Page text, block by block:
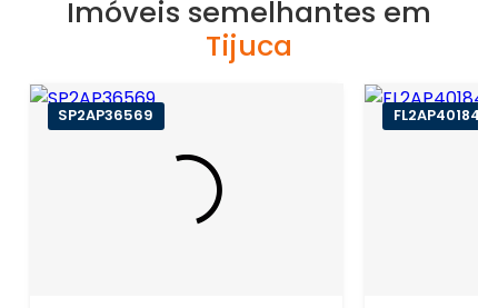
Imóveis semelhantes em
Tijuca
SP2AP36569 FL2AP40184